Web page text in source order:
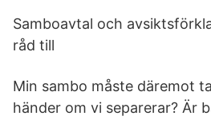
Samboavtal och
råd till
Min sambo måste däremot
händer om vi separerar? Är